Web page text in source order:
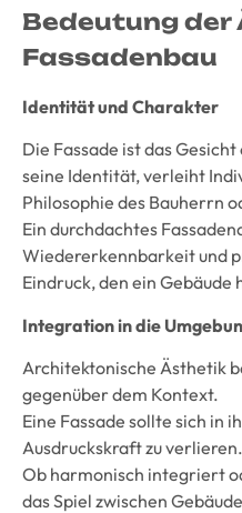
Bedeutung der
Fassadenbau
Identität und Charakter
Die Fassade ist das
seine Identität, verleiht
Philosophie des Bauherrn
Ein durchdachtes
Wiedererkennbarkeit und
Eindruck, den ein Gebäude
Integration in die
Architektonische Ästhetik
gegenüber dem Kontext.
Eine Fassade sollte sich in
Ausdruckskraft zu verlieren.
Ob harmonisch integriert
das Spiel zwischen